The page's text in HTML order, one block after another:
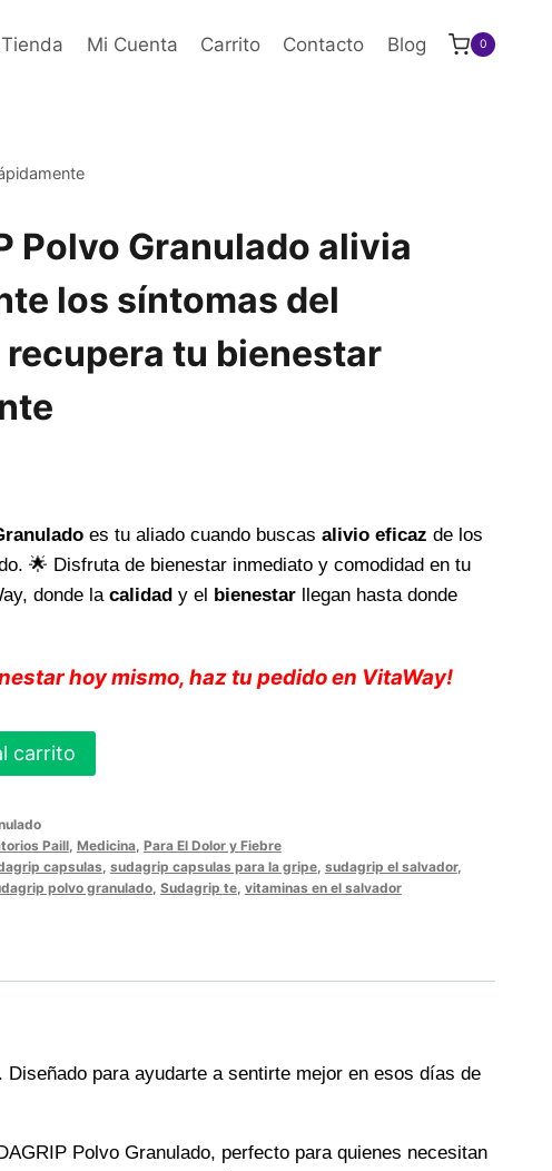
Tienda Mi Cuenta Carrito Contacto Blog 0
Polvo Granulado alivia
los síntomas del
tu bienestar
es tu aliado cuando buscas alivio eficaz de los
🌟 Disfruta de bienestar inmediato y comodidad en tu
donde la calidady el bienestarllegan hasta donde
hoy mismo, haz tu pedido en VitaWay!
carrito
Paill, Medicina, Para El Dolor y Fiebre
capsulas sudagrip capsulas para la gripe, sudagrip el salvador,
polvo granulado, Sudagrip te, vitaminas en el salvador
. Diseñado para ayudarte a sentirte mejor en esos días de
Polvo Granulado, perfecto para quienes necesitan